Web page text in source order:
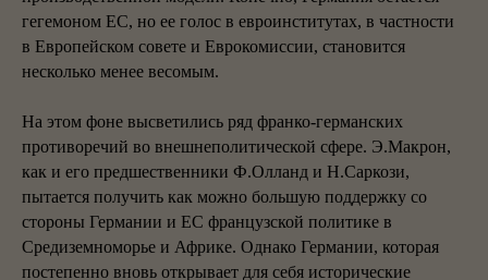
гегемоном ЕС, но ее голос в евроинститутах, в частности
в Европейском совете и Еврокомиссии, становится
несколько менее весомым.
На этом фоне высветились ряд франко-германских
противоречий во внешнеполитической сфере. Э.Макрон,
как и его предшественники Ф.Олланд и Н.Саркози,
пытается получить как можно большую поддержку со
стороны Германии и ЕС французской политике в
Средиземноморье и Африке. Однако Германии, которая
постепенно вновь открывает для себя исторические